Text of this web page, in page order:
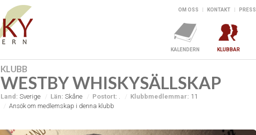
OM OSS KONTAKT PRESS
KALENDERN KLUBBAR
KLUBB
WESTBY WHISKYSÄLLSKAP
Land: Sverige Län: Skåne Postort: . Klubbmedlemmar: 11
Ansök om medlemskap i denna klubb